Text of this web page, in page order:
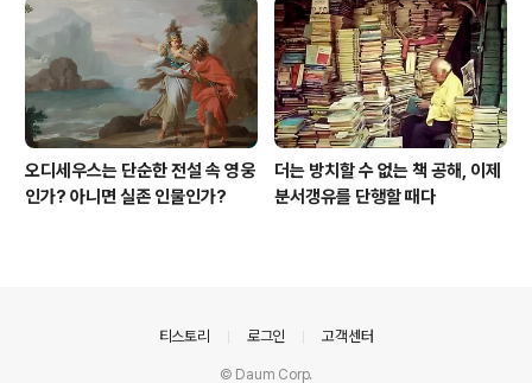
오디세우스는 단순한 전설 속 영웅
인가? 아니면 실존 인물인가?
더는 방치할 수 없는 책 공해, 이제
분서갱유를 단행할 때다
티스토리 로그인 고객센터
© Daum Corp.